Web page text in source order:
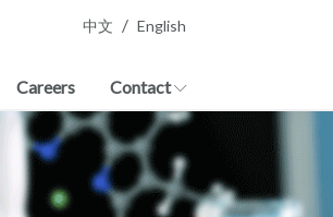
Careers Contact
中文 / English